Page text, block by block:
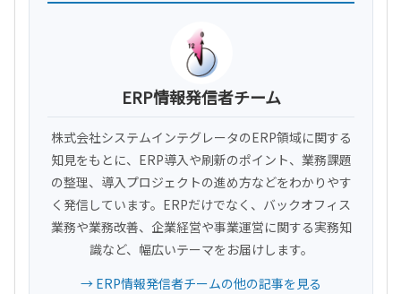
ERP情報発信者チーム
株式会社システムインテグレータのERP領域に関する
知見をもとに、ERP導入や刷新のポイント、業務課題
の整理、導入プロジェクトの進め方などをわかりやす
く発信しています。ERPだけでなく、バックオフィス
業務や業務改善、企業経営や事業運営に関する実務知
識など、幅広いテーマをお届けします。
→ ERP情報発信者チームの他の記事を見る